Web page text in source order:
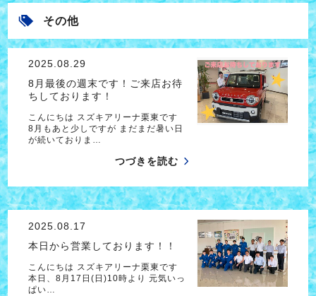
その他
2025.08.29
8月最後の週末です！ご来店お待
ちしております！
こんにちは スズキアリーナ栗東です
8月もあと少しですが まだまだ暑い日
が続いておりま…
つづきを読む
2025.08.17
本日から営業しております！！
こんにちは スズキアリーナ栗東です
本日、8月17日(日)10時より 元気いっ
ぱい…